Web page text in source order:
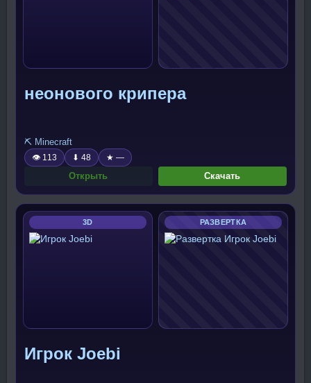
неонового крипера
⛏️ Minecraft
👁 113 ⬇ 48 ★ —
Открыть Скачать
3D РАЗВЕРТКА
Игрок Joebi